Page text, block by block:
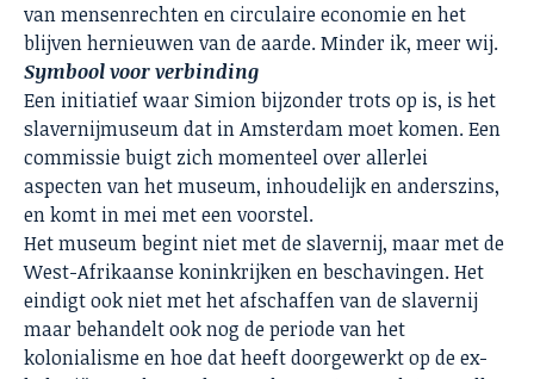
van mensenrechten en circulaire economie en het
blijven hernieuwen van de aarde. Minder ik, meer wij.
Symbool voor verbinding
Een initiatief waar Simion bijzonder trots op is, is het
slavernijmuseum dat in Amsterdam moet komen. Een
commissie buigt zich momenteel over allerlei
aspecten van het museum, inhoudelijk en anderszins,
en komt in mei met een voorstel.
Het museum begint niet met de slavernij, maar met de
West-Afrikaanse koninkrijken en beschavingen. Het
eindigt ook niet met het afschaffen van de slavernij
maar behandelt ook nog de periode van het
kolonialisme en hoe dat heeft doorgewerkt op de ex-